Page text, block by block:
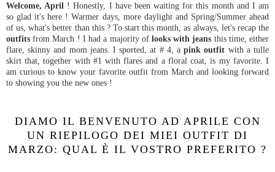
Welcome, April ! Honestly, I have been waiting for this month and I am
so glad it's here ! Warmer days, more daylight and Spring/Summer ahead
of us, what's better than this ? To start this month, as always, let's recap the
outfits from March ! I had a majority of looks with jeans this time, either
flare, skinny and mom jeans. I sported, at # 4, apink outfit with a tulle
skirt that, together with #1 with flares and a floral coat, is my favorite. I
am curious to know your favorite outfit from March and looking forward
to showing you the new ones !
DIAMO IL BENVENUTO AD APRILE CON
UN RIEPILOGO DEI MIEI OUTFIT DI
MARZO: QUAL È IL VOSTRO PREFERITO ?